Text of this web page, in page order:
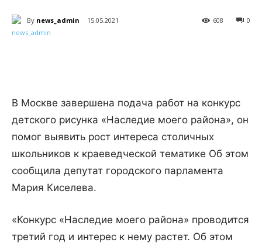
By news_admin 15.05.2021 0
608
В Москве завершена подача работ на конкурс
детского рисунка «Наследие моего района», он
помог выявить рост интереса столичных
школьников к краеведческой тематике Об этом
сообщила депутат городского парламента
Мария Киселева.
«Конкурс «Наследие моего района» проводится
третий год и интерес к нему растет. Об этом